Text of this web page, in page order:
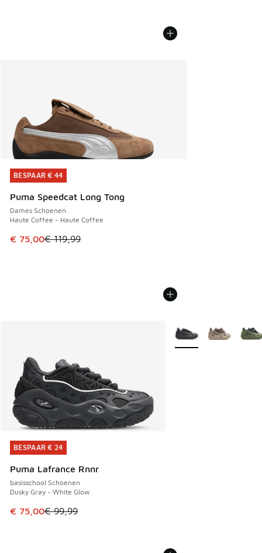
BESPAAR € 44
Puma Speedcat Long Tong
Dames Schoenen
Haute Coffee - Haute Coffee
Dit artikel is in de uitverkoop. Dit artikel is in de
€ 75,00€ 119,99
BESPAAR € 44
BESPAAR € 24
Puma Lafrance Rnnr
basisschool Schoenen
Dusky Gray - White Glow
Dit artikel is in de uitverkoop. Dit artikel is in de
€ 75,00€ 99,99
BESPAAR € 24
Meer kleuren